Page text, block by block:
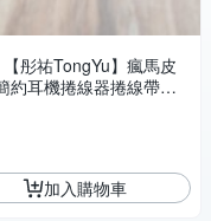
【彤祐TongYu】瘋馬皮
約耳機捲線器捲線帶捲
帶
加入購物車